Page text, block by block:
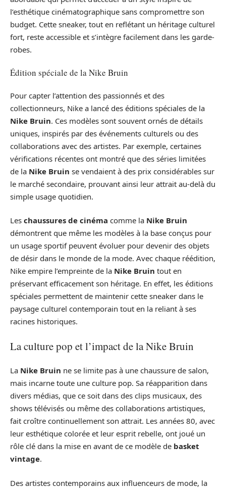
l’esthétique cinématographique sans compromettre son
budget. Cette sneaker, tout en reflétant un héritage culturel
fort, reste accessible et s’intègre facilement dans les garde-
robes.
Édition spéciale de la Nike Bruin
Pour capter l’attention des passionnés et des
collectionneurs, Nike a lancé des éditions spéciales de la
Nike Bruin. Ces modèles sont souvent ornés de détails
uniques, inspirés par des événements culturels ou des
collaborations avec des artistes. Par exemple, certaines
vérifications récentes ont montré que des séries limitées
de la Nike Bruin se vendaient à des prix considérables sur
le marché secondaire, prouvant ainsi leur attrait au-delà du
simple usage quotidien.
Les chaussures de cinéma comme la Nike Bruin
démontrent que même les modèles à la base conçus pour
un usage sportif peuvent évoluer pour devenir des objets
de désir dans le monde de la mode. Avec chaque réédition,
Nike empire l’empreinte de la Nike Bruin tout en
préservant efficacement son héritage. En effet, les éditions
spéciales permettent de maintenir cette sneaker dans le
paysage culturel contemporain tout en la reliant à ses
racines historiques.
La culture pop et l’impact de la Nike Bruin
La Nike Bruin ne se limite pas à une chaussure de salon,
mais incarne toute une culture pop. Sa réapparition dans
divers médias, que ce soit dans des clips musicaux, des
shows télévisés ou même des collaborations artistiques,
fait croître continuellement son attrait. Les années 80, avec
leur esthétique colorée et leur esprit rebelle, ont joué un
rôle clé dans la mise en avant de ce modèle de basket
vintage.
Des artistes contemporains aux influenceurs de mode, la